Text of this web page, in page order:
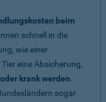
beim
schnell in die
wie einer
eine Absicherung,
krank werden.
sogar